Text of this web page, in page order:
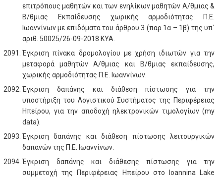
επιτρόπους μαθητών και των ενηλίκων μαθητών Α/θμιας &
Β/θμιας Εκπαίδευσης χωρικής αρμοδιότητας Π.Ε.
Ιωαννίνων με επιδόματα του άρθρου 3 (παρ 1α – 1β) της υπ΄
αριθ. 50025/26-09-2018 ΚΥΑ.
Έγκριση πίνακα δρομολογίου με χρήση ιδιωτών για την
μεταφορά μαθητών Α/θμιας και Β/θμιας εκπαίδευσης,
χωρικής αρμοδιότητας Π.Ε. Ιωαννίνων.
Έγκριση δαπάνης και διάθεση πίστωσης για την
υποστήριξη του Λογιστικού Συστήματος της Περιφέρειας
Ηπείρου, για την αποδοχή ηλεκτρονικών τιμολογίων (my
data).
Έγκριση δαπάνης και διάθεση πίστωσης λειτουργικών
δαπανών της Π.Ε. Ιωαννίνων.
Έγκριση δαπάνης και διάθεσης πίστωσης για την
συμμετοχή της Περιφέρειας Ηπείρου στο Ioannina Lake